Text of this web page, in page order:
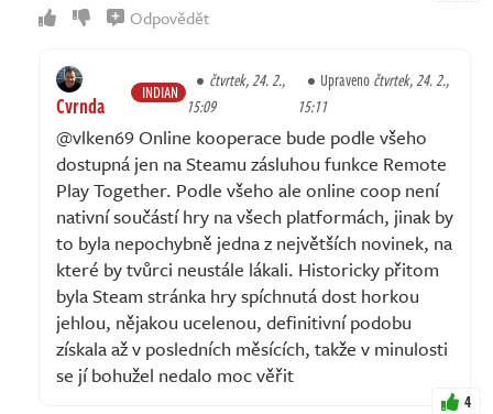
Odpovědět
Cvrnda INDIAN
čtvrtek, 24. 2.,
15:09
Upravenočtvrtek, 24. 2.,
15:11
@vlken69 Online kooperace bude podle všeho
dostupná jen na Steamu zásluhou funkce Remote
Play Together. Podle všeho ale online coop není
nativní součástí hry na všech platformách, jinak by
to byla nepochybně jedna z největších novinek, na
které by tvůrci neustále lákali. Historicky přitom
byla Steam stránka hry spíchnutá dost horkou
jehlou, nějakou ucelenou, definitivní podobu
získala až v posledních měsících, takže v minulosti
se jí bohužel nedalo moc věřit
4